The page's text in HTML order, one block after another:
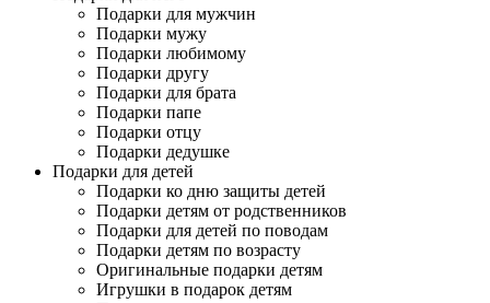
Подарки для мужчин
Подарки мужу
Подарки любимому
Подарки другу
Подарки для брата
Подарки папе
Подарки отцу
Подарки дедушке
Подарки для детей
Подарки ко дню защиты детей
Подарки детям от родственников
Подарки для детей по поводам
Подарки детям по возрасту
Оригинальные подарки детям
Игрушки в подарок детям